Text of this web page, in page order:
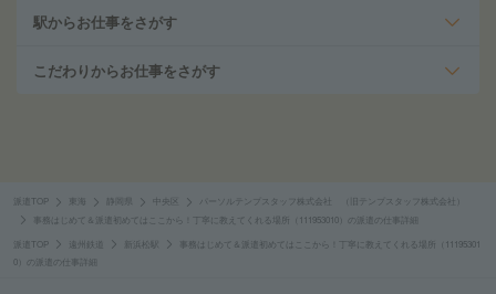
駅からお仕事をさがす
こだわりからお仕事をさがす
派遣TOP 東海 静岡県 中央区
パーソルテンプスタッフ株式会社 （旧テンプスタッフ株式会社）
事務はじめて＆派遣初めてはここから！丁寧に教えてくれる場所（111953010）の派遣の仕事詳細
派遣TOP 遠州鉄道 新浜松駅
事務はじめて＆派遣初めてはここから！丁寧に教えてくれる場所（11195301
0）の派遣の仕事詳細